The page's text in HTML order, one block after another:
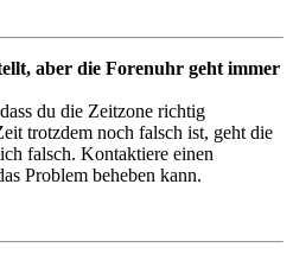
aber die Forenuhr geht immer
du die Zeitzone richtig
trotzdem noch falsch ist, geht die
falsch. Kontaktiere einen
Problem beheben kann.